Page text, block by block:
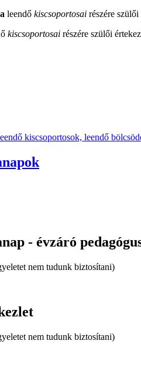
leendő kiscsoportosai részére
kiscsoportosai részére szülői
kiscsoportosok, leendő
- évzáró
nem tudunk biztosítani)
nem tudunk biztosítani)